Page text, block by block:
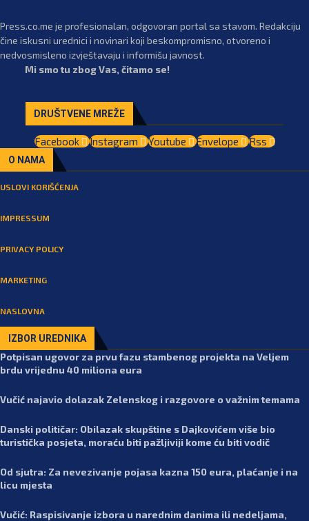
Press.co.me je profesionalan, odgovoran portal sa stavom. Redakciju
čine iskusni urednici i novinari koji beskompromisno, otvoreno i
nedvosmisleno izvještavaju i informišu javnost.
Mi smo tu zbog Vas, čitamo se!
DRUŠTVENE MREŽE
Facebook Instagram Youtube Envelope Rss
O NAMA
USLOVI KORIŠĆENJA
IMPRESSUM
PRIVACY POLICY
MARKETING
NASLOVNA
IZBOR UREDNIKA
Potpisan ugovor za prvu fazu stambenog projekta na Veljem
brdu vrijednu 40 miliona eura
Vučić najavio dolazak Zelenskog i razgovore o važnim temama
Danski političar: Obilazak skupštine s Dajkovićem više bio
turistička posjeta, moraću biti pažljiviji kome ću biti vodič
Od sjutra: Za nevezivanje pojasa kazna 150 eura, plaćanje i na
licu mjesta
Vučić: Raspisivanje izbora u narednim danima ili nedeljama,